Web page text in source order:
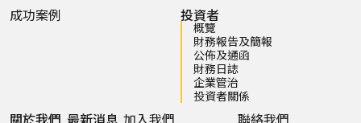
成功案例 投資者
概覽
財務報告及簡報
公佈及通函
財務日誌
企業管治
投資者關係
關於我們 最新消息 加入我們 聯絡我們